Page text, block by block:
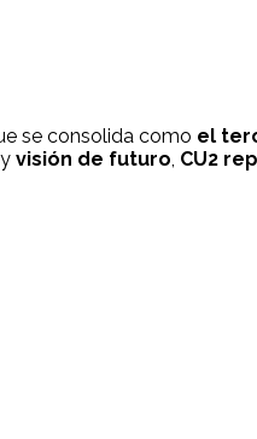
se consolida como el
visión de futuro CU2